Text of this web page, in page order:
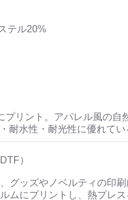
テル20%
プリント。アパレル風の自
耐水性・耐光性に優れて
）
グッズやノベルティの印刷
ムにプリントし、熱プレ